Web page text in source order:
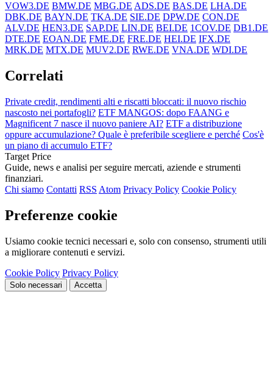
VOW3.DE BMW.DE MBG.DE ADS.DE BAS.DE LHA.DE
DBK.DE BAYN.DE TKA.DE SIE.DE DPW.DE CON.DE
ALV.DE HEN3.DE SAP.DE LIN.DE BEI.DE 1COV.DE DB1.DE
DTE.DE EOAN.DE FME.DE FRE.DE HEI.DE IFX.DE
MRK.DE MTX.DE MUV2.DE RWE.DE VNA.DE WDI.DE
Correlati
Private credit, rendimenti alti e riscatti bloccati: il nuovo rischio
nascosto nei portafogli? ETF MANGOS: dopo FAANG e
Magnificent 7 nasce il nuovo paniere AI? ETF a distribuzione
oppure accumulazione? Quale è preferibile scegliere e perché Cos'è
un piano di accumulo ETF?
Target Price
Guide, news e analisi per seguire mercati, aziende e strumenti
finanziari.
Chi siamo Contatti RSS Atom Privacy Policy Cookie Policy
Preferenze cookie
Usiamo cookie tecnici necessari e, solo con consenso, strumenti utili
a migliorare contenuti e servizi.
Cookie Policy Privacy Policy
Solo necessari Accetta